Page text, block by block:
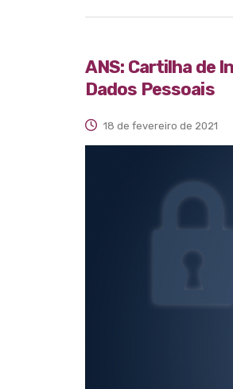
ANS: Cartilha de
Dados Pessoais
18 de fevereiro de 2021